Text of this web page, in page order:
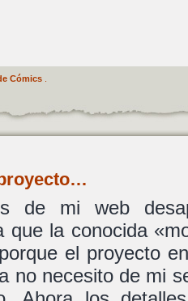
Cómics.
de mi web
que la conocida
el proyecto
no necesito de mi